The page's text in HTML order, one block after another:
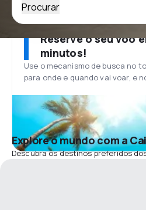
Procurar
Reserve o seu voo
minutos!
Use o mecanismo de busca no
para onde e quando vai voar, e
Explore o mundo com a
Descubra os destinos preferidos